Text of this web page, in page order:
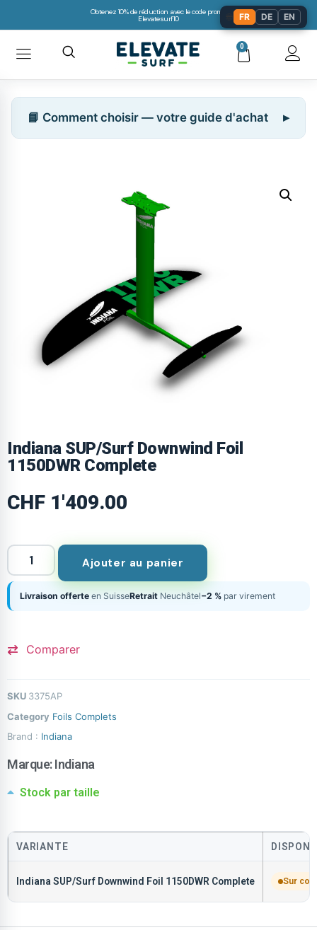
Obtenez 10% de réduction avec le code promo:
Elevatesurf10
0
📘 Comment choisir — votre guide d'achat
Indiana SUP/Surf Downwind Foil
1150DWR Complete
CHF 1'409.00
Ajouter au panier
Livraison offerte en SuisseRetrait Neuchâtel−2 % par virement
Comparer
SKU 3375AP
Category Foils Complets
Brand : Indiana
Marque:Indiana
Stock par taille
VARIANTE
Indiana SUP/Surf Downwind Foil 1150DWR Complete Sur
FR DE EN